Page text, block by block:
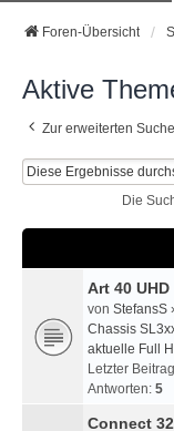
Foren-Übersicht
Aktive
Zur erweiterten Suche
Die
Art 40
von StefansS
Chassis
aktuelle Full
Letzter
Antworten: 5
Connect